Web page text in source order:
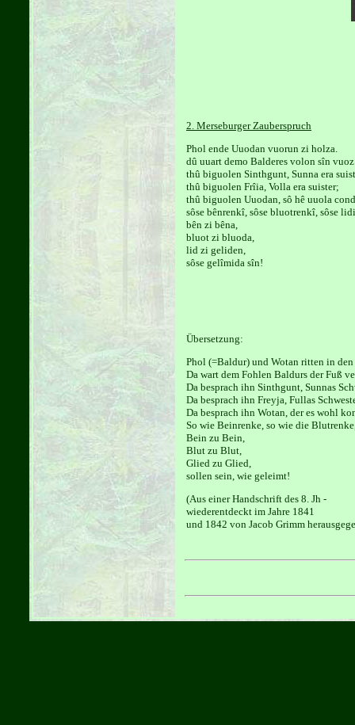
2. Merseburger Zauberspruch
Phol ende Uuodan vuorun zi holza.
dû uuart demo Balderes volon sîn
thû biguolen Sinthgunt, Sunna era
thû biguolen Frîia, Volla era suister;
thû biguolen Uuodan, sô hê uuola
sôse bênrenkî, sôse bluotrenkî, sôse
bên zi bêna,
bluot zi bluoda,
lid zi geliden,
sôse gelîmida sîn!
Übersetzung:
Phol (=Baldur) und Wotan ritten in den
Da wart dem Fohlen Baldurs der Fuß
Da besprach ihn Sinthgunt, Sunnas
Da besprach ihn Freyja, Fullas
Da besprach ihn Wotan, der es wohl
So wie Beinrenke, so wie die
Bein zu Bein,
Blut zu Blut,
Glied zu Glied,
sollen sein, wie geleimt!
(Aus einer Handschrift des 8. Jh -
wiederentdeckt im Jahre 1841
und 1842 von Jacob Grimm